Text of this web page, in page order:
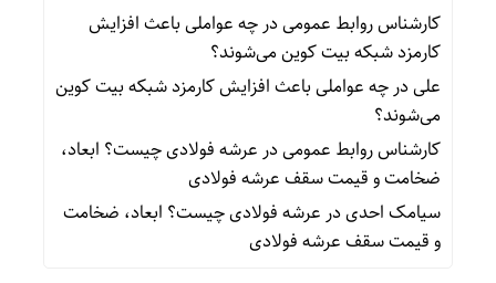
کارشناس روابط عمومیدرچه عواملی باعث افزایش
کارمزد شبکه بیت کوین می‌شوند؟
علیدرچه عواملی باعث افزایش کارمزد شبکه بیت کوین
می‌شوند؟
کارشناس روابط عمومیدر عرشه فولادی چیست؟ ابعاد،
ضخامت و قیمت سقف عرشه فولادی
سیامک احدیدر عرشه فولادی چیست؟ ابعاد، ضخامت
و قیمت سقف عرشه فولادی